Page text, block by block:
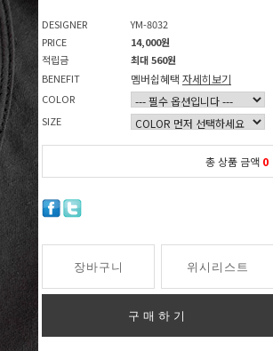
DESIGNER
YM-8032
PRICE
14,000원
적립금
최대 560원
BENEFIT
멤버쉽혜택 자세히보기
COLOR
SIZE
총 상품 금액 0
장바구니 위시리스트
구매하기